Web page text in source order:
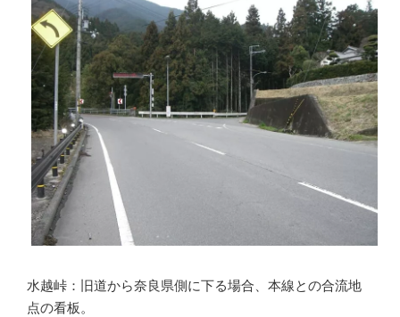
水越峠：旧道から奈良県側に下る場合、本線との合流地
点の看板。